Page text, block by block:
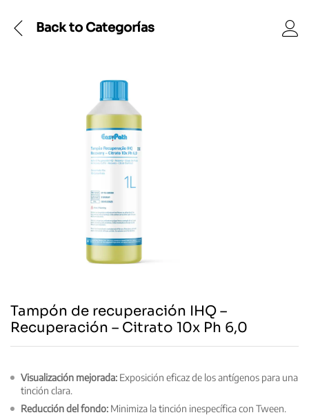
Back to Categorías
Tampón de recuperación IHQ –
Recuperación – Citrato 10x Ph 6,0
Visualización mejorada: Exposición eficaz de los antígenos para una
tinción clara.
Reducción del fondo: Minimiza la tinción inespecífica con Tween.